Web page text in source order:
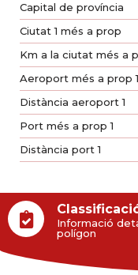
Capital de província
Ciutat 1 més a prop
Km a la ciutat més a
Aeroport més a prop 1
Distància aeroport 1
Port més a prop 1
Distància port 1
Informació
polígon